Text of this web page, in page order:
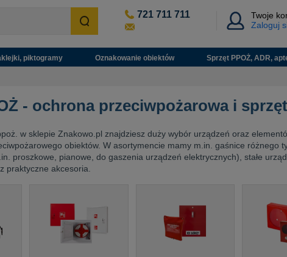
721 711 711
Twoje
Zaloguj
piktogramy Oznakowanie obiektów Sprzęt PPOŻ, ADR,
- ochrona przeciwpożarowa i
w sklepie Znakowo.pl znajdziesz duży wybór urządzeń oraz
obiektów. W asortymencie mamy m.in. gaśnice różnego
proszkowe, pianowe, do gaszenia urządzeń elektrycznych), stałe
praktyczne akcesoria.